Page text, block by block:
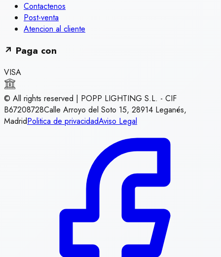
Contactenos
Post-venta
Atencion al cliente
↗ Paga con
VISA
© All rights reserved | POPP LIGHTING S.L. - CIF
B67208728Calle Arroyo del Soto 15, 28914 Leganés,
MadridPolitica de privacidadAviso Legal